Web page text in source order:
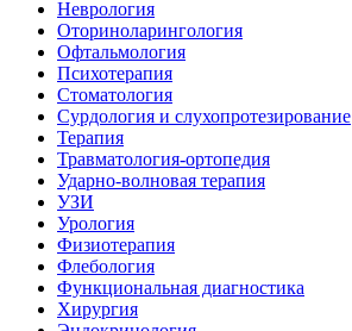
Неврология
Оториноларингология
Офтальмология
Психотерапия
Стоматология
Сурдология и слухопротезирование
Терапия
Травматология-ортопедия
Ударно-волновая терапия
УЗИ
Урология
Физиотерапия
Флебология
Функциональная диагностика
Хирургия